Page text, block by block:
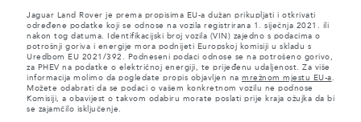
Jaguar Land Rover je prema propisima EU-a dužan prikupljati i otkrivati
određene podatke koji se odnose na vozila registrirana 1. siječnja 2021. ili
nakon tog datuma. Identifikacijski broj vozila (VIN) zajedno s podacima o
potrošnji goriva i energije mora podnijeti Europskoj komisiji u skladu s
Uredbom EU 2021/392. Podneseni podaci odnose se na potrošeno gorivo,
za PHEV na podatke o električnoj energiji, te prijeđenu udaljenost. Za više
informacija molimo da pogledate propis objavljen na mrežnom mjestu EU-a .
Možete odabrati da se podaci o vašem konkretnom vozilu ne podnose
Komisiji, a obavijest o takvom odabiru morate poslati prije kraja ožujka da bi
se zajamčilo isključenje.